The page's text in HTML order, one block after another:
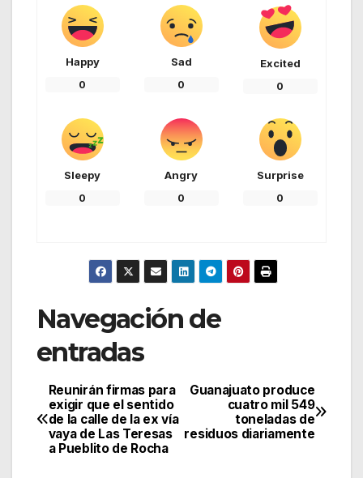
Happy
0
Sad
0
Excited
0
Sleepy
0
Angry
0
Surprise
0
Navegación de
entradas
Guanajuato produce
cuatro mil 549
toneladas de
residuos diariamente
Reunirán firmas para
exigir que el sentido
de la calle de la ex vía
vaya de Las Teresas
a Pueblito de Rocha